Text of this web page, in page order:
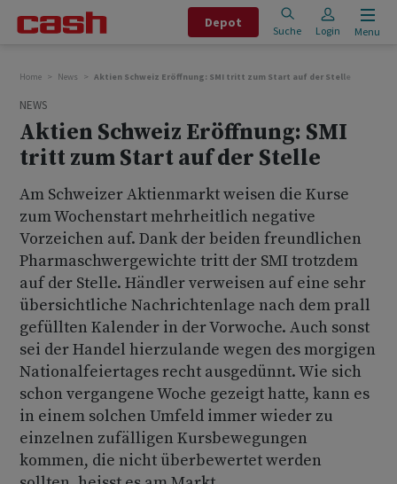
Depot
Suche Login Menu
Home News Aktien Schweiz Eröffnung: SMI tritt zum Start auf der Stelle
NEWS
Aktien Schweiz Eröffnung: SMI
tritt zum Start auf der Stelle
Am Schweizer Aktienmarkt weisen die Kurse
zum Wochenstart mehrheitlich negative
Vorzeichen auf. Dank der beiden freundlichen
Pharmaschwergewichte tritt der SMI trotzdem
auf der Stelle. Händler verweisen auf eine sehr
übersichtliche Nachrichtenlage nach dem prall
gefüllten Kalender in der Vorwoche. Auch sonst
sei der Handel hierzulande wegen des morgigen
Nationalfeiertages recht ausgedünnt. Wie sich
schon vergangene Woche gezeigt hatte, kann es
in einem solchen Umfeld immer wieder zu
einzelnen zufälligen Kursbewegungen
kommen, die nicht überbewertet werden